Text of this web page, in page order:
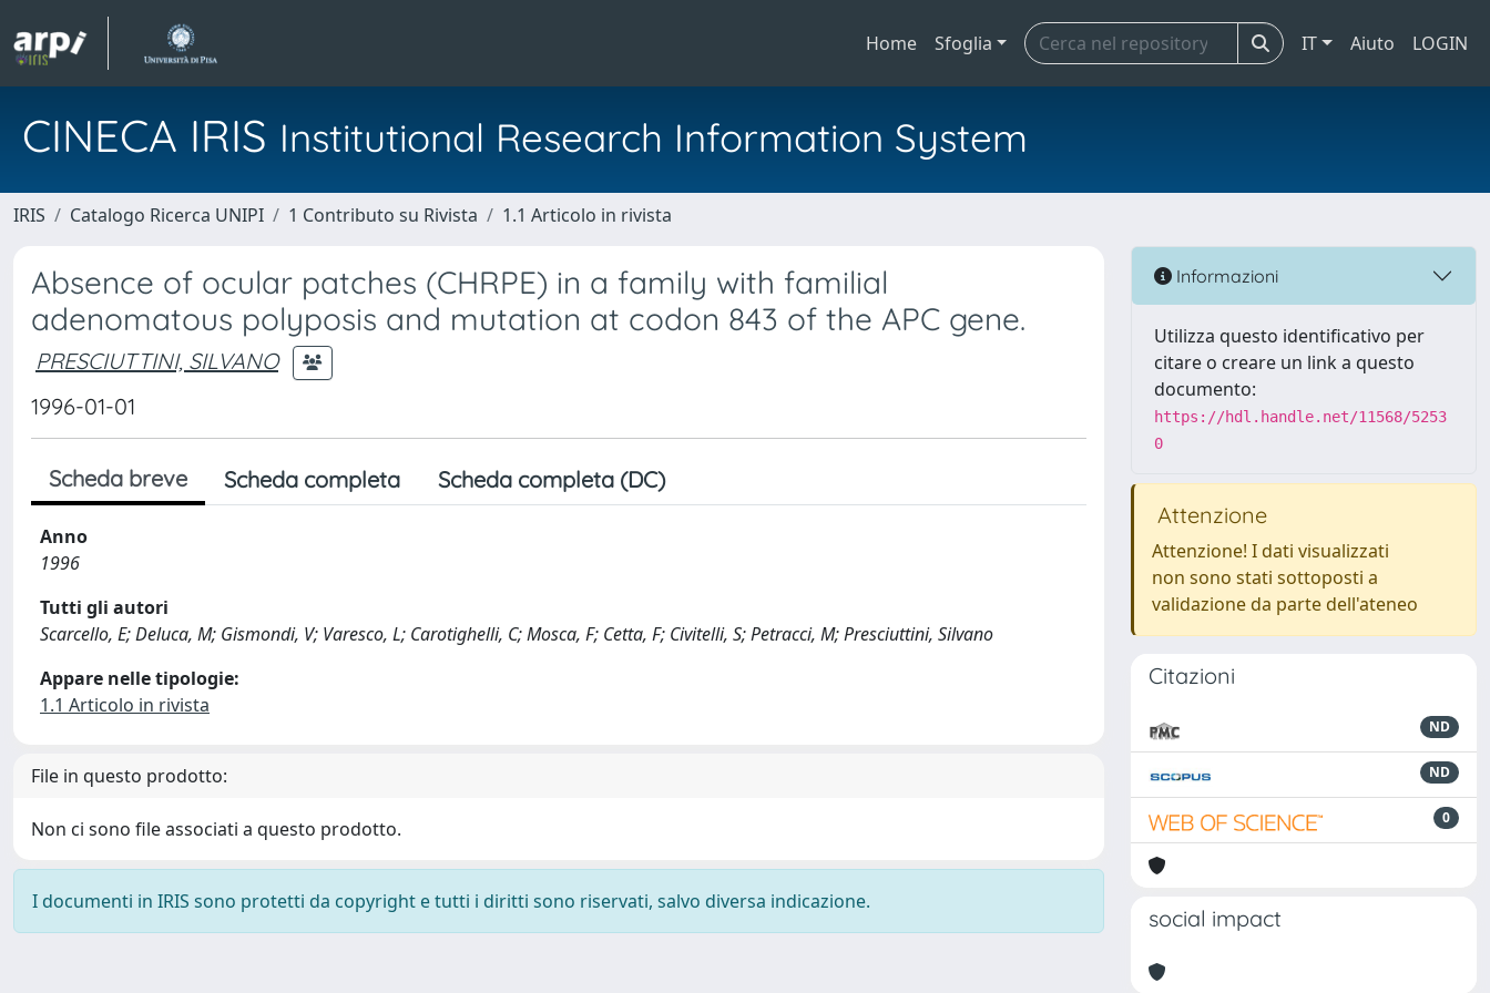
Home Sfoglia IT Aiuto LOGIN
CINECA IRIS Institutional Research Information System
IRIS Catalogo Ricerca UNIPI 1 Contributo su Rivista 1.1 Articolo in rivista
Absence of ocular patches (CHRPE) in a family with familial
adenomatous polyposis and mutation at codon 843 of the APC gene.
PRESCIUTTINI, SILVANO
1996-01-01
Scheda breve Scheda completa Scheda completa (DC)
Anno
1996
Tutti gli autori
Scarcello, E; Deluca, M; Gismondi, V; Varesco, L; Carotighelli, C; Mosca, F; Cetta, F; Civitelli, S; Petracci, M; Presciuttini, Silvano
Appare nelle tipologie:
1.1 Articolo in rivista
File in questo prodotto:
Non ci sono file associati a questo prodotto.
I documenti in IRIS sono protetti da copyright e tutti i diritti sono riservati, salvo diversa indicazione.
Informazioni
Utilizza questo identificativo per
citare o creare un link a questo
documento:
https://hdl.handle.net/11568/5253
0
Attenzione
Attenzione! I dati visualizzati
non sono stati sottoposti a
validazione da parte dell'ateneo
Citazioni
ND
ND
0
social impact